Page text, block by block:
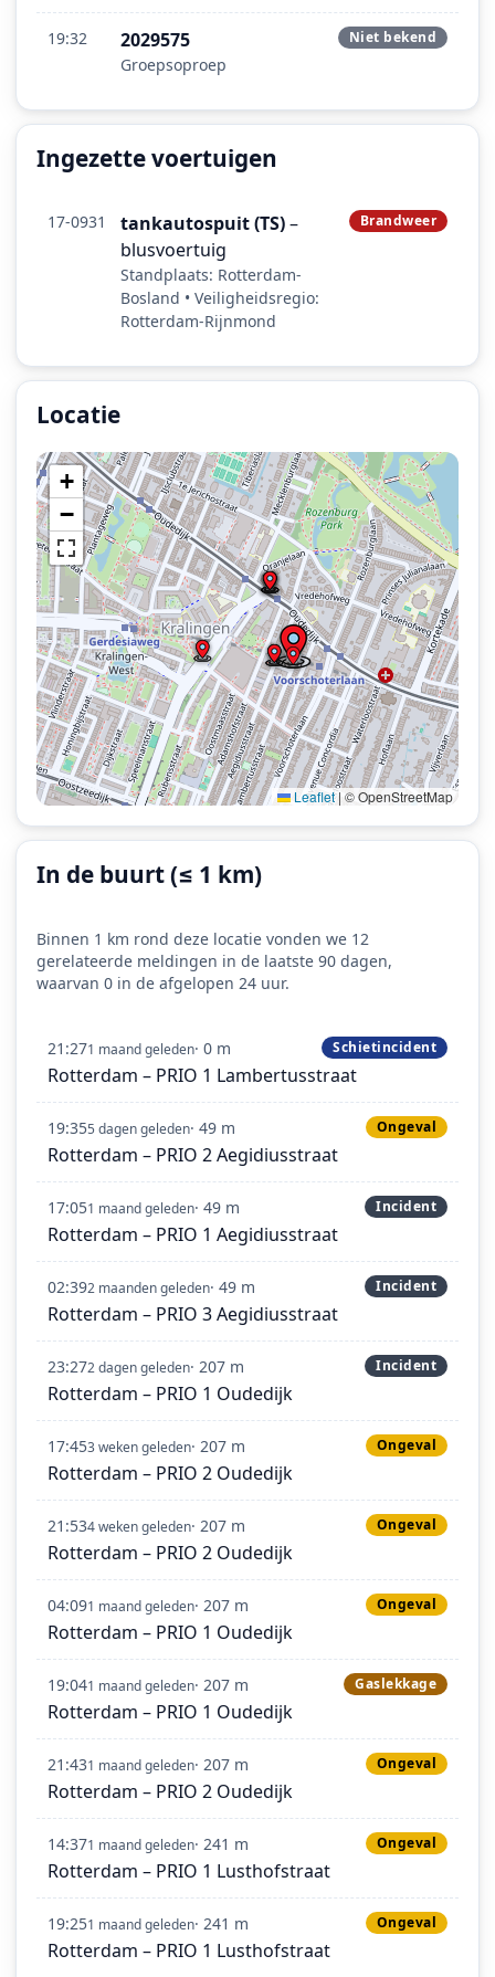
19:32 2029575
Groepsoproep
Niet bekend
Ingezette voertuigen
17-0931 tankautospuit (TS)–
blusvoertuig
Standplaats: Rotterdam-
Bosland • Veiligheidsregio:
Rotterdam-Rijnmond
Brandweer
Locatie
+
−
Leaflet | © OpenStreetMap
Locatie van het incident: Lambertusstraat, Rotterdam.
In de buurt (≤ 1 km)
Binnen 1 km rond deze locatie vonden we 12
gerelateerde meldingen in de laatste 90 dagen,
waarvan 0 in de afgelopen 24 uur.
21:271 maand geleden· 0 m Schietincident
Rotterdam – PRIO 1 Lambertusstraat
19:355 dagen geleden· 49 m Ongeval
Rotterdam – PRIO 2 Aegidiusstraat
17:051 maand geleden· 49 m Incident
Rotterdam – PRIO 1 Aegidiusstraat
02:392 maanden geleden· 49 m Incident
Rotterdam – PRIO 3 Aegidiusstraat
23:272 dagen geleden· 207 m Incident
Rotterdam – PRIO 1 Oudedijk
17:453 weken geleden· 207 m Ongeval
Rotterdam – PRIO 2 Oudedijk
21:534 weken geleden· 207 m Ongeval
Rotterdam – PRIO 2 Oudedijk
04:091 maand geleden· 207 m Ongeval
Rotterdam – PRIO 1 Oudedijk
19:041 maand geleden· 207 m Gaslekkage
Rotterdam – PRIO 1 Oudedijk
21:431 maand geleden· 207 m Ongeval
Rotterdam – PRIO 2 Oudedijk
14:371 maand geleden· 241 m Ongeval
Rotterdam – PRIO 1 Lusthofstraat
19:251 maand geleden· 241 m Ongeval
Rotterdam – PRIO 1 Lusthofstraat